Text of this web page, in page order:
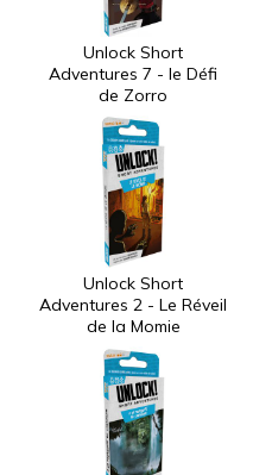
Unlock Short
Adventures 7 - le Défi
de Zorro
Unlock Short
Adventures 2 - Le Réveil
de la Momie